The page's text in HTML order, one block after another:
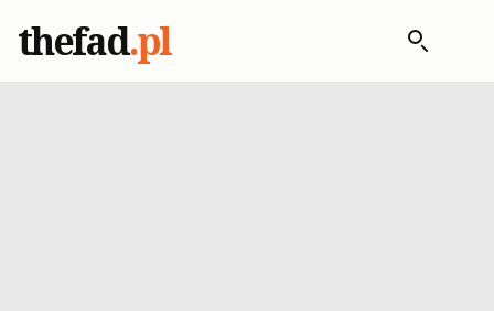
thefad.pl